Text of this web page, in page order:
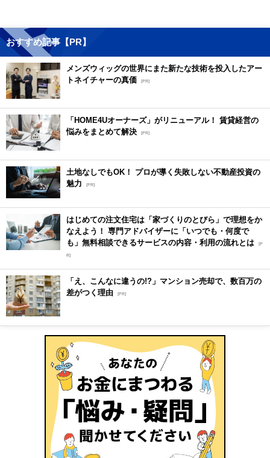
おすすめ記事【PR】
メンズウィッグの世界にまた新たな技術を投入したアー
トネイチャーの真価 [PR]
「HOME4Uオーナーズ」がリニューアル！ 賃貸経営の
悩みをまとめて解決 [PR]
土地なしでもOK！ プロが導く失敗しない不動産投資の
魅力
[PR]
はじめての注文住宅は「家づくりのとびら」で理想をか
なえよう！ 専門アドバイザーに「いつでも・何度で
も」無料相談できるサービスの内容・利用の流れとは [P
R]
「え、こんなに違うの!?」マンション売却で、数百万の
差がつく理由 [PR]